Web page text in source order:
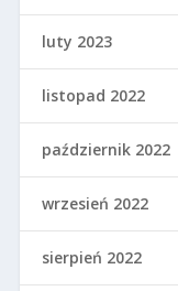
luty 2023
listopad 2022
październik 2022
wrzesień 2022
sierpień 2022